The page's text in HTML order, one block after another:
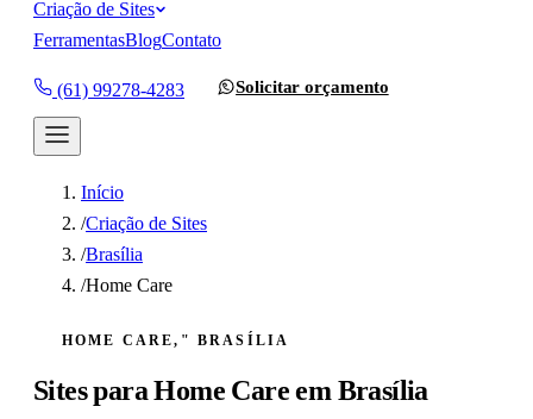
Criação de Sites
FerramentasBlogContato
(61) 99278-4283 Solicitar orçamento
Início
/Criação de Sites
/Brasília
/Home Care
HOME CARE," BRASÍLIA
Sites paraHome CareemBrasília